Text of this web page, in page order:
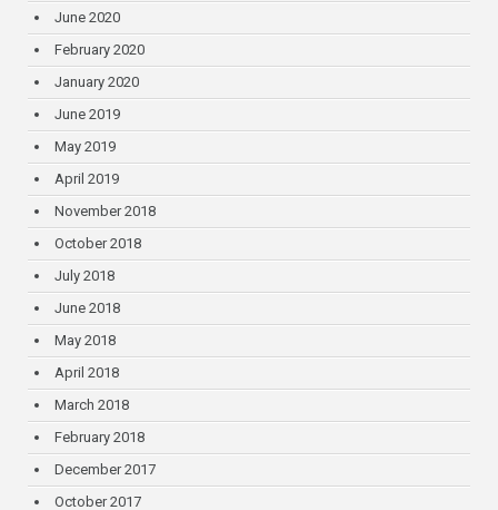
June 2020
February 2020
January 2020
June 2019
May 2019
April 2019
November 2018
October 2018
July 2018
June 2018
May 2018
April 2018
March 2018
February 2018
December 2017
October 2017